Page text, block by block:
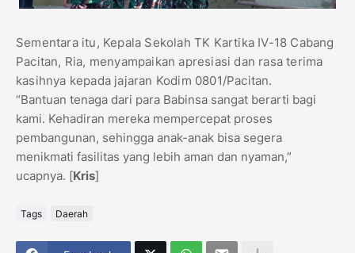
Sementara itu, Kepala Sekolah TK Kartika IV-18 Cabang
Pacitan, Ria, menyampaikan apresiasi dan rasa terima
kasihnya kepada jajaran Kodim 0801/Pacitan.
“Bantuan tenaga dari para Babinsa sangat berarti bagi
kami. Kehadiran mereka mempercepat proses
pembangunan, sehingga anak-anak bisa segera
menikmati fasilitas yang lebih aman dan nyaman,”
ucapnya. [Kris]
Tags Daerah